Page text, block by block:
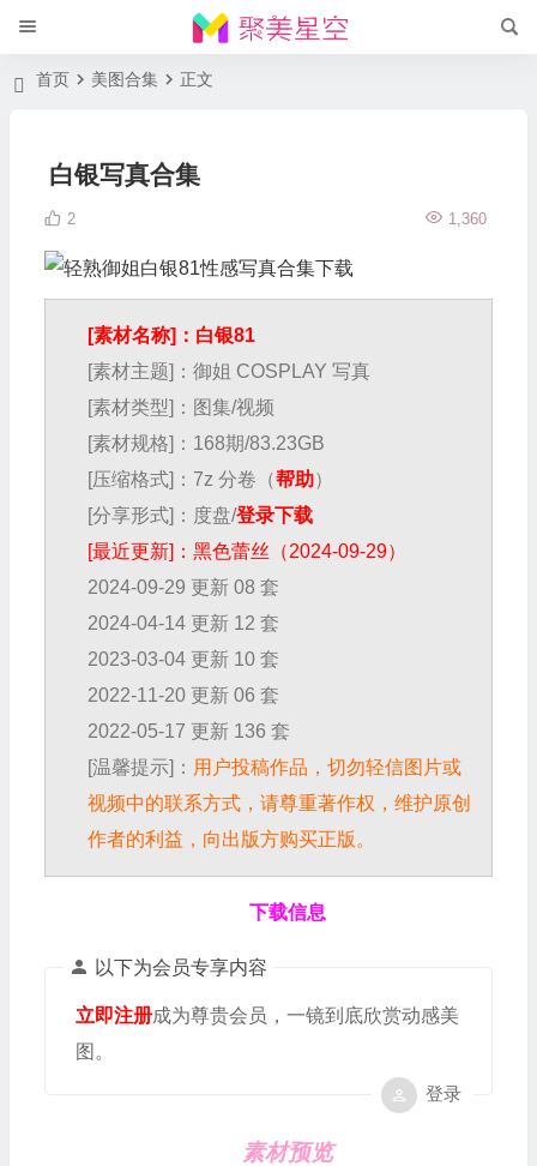
首页 美图合集 正文
白银写真合集
1,360
2
[素材名称]：白银81
[素材主题]：御姐 COSPLAY 写真
[素材类型]：图集/视频
[素材规格]：168期/83.23GB
[压缩格式]：7z 分卷（帮助）
[分享形式]：度盘/登录下载
[最近更新]：黑色蕾丝（2024-09-29）
2024-09-29 更新 08 套
2024-04-14 更新 12 套
2023-03-04 更新 10 套
2022-11-20 更新 06 套
2022-05-17 更新 136 套
[温馨提示]： 用户投稿作品，切勿轻信图片或
视频中的联系方式，请尊重著作权，维护原创
作者的利益，向出版方购买正版。
下载信息
以下为会员专享内容
立即注册成为尊贵会员，一镜到底欣赏动感美
图。
登录
素材预览